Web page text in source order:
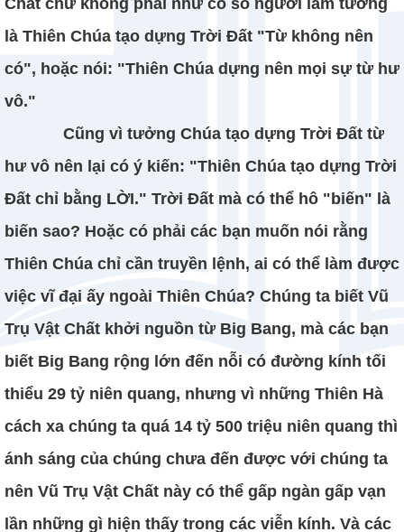
Chất chứ không phải như có số người lầm tưởng
là Thiên Chúa tạo dựng Trời Đất "Từ không nên
có", hoặc nói: "Thiên Chúa dựng nên mọi sự từ hư
vô."
Cũng vì tưởng Chúa tạo dựng Trời Đất từ
hư vô nên lại có ý kiến: "Thiên Chúa tạo dựng Trời
Đất chỉ bằng LỜI." Trời Đất mà có thể hô "biến" là
biến sao? Hoặc có phải các bạn muốn nói rằng
Thiên Chúa chỉ cần truyền lệnh, ai có thể làm được
việc vĩ đại ấy ngoài Thiên Chúa? Chúng ta biết Vũ
Trụ Vật Chất khởi nguồn từ Big Bang, mà các bạn
biết Big Bang rộng lớn đến nỗi có đường kính tối
thiểu 29 tỷ niên quang, nhưng vì những Thiên Hà
cách xa chúng ta quá 14 tỷ 500 triệu niên quang thì
ánh sáng của chúng chưa đến được với chúng ta
nên Vũ Trụ Vật Chất này có thể gấp ngàn gấp vạn
lần những gì hiện thấy trong các viễn kính. Và các